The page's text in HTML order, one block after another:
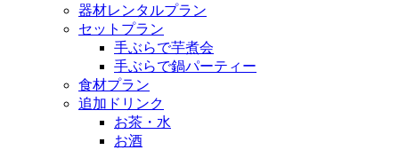
器材レンタルプラン
セットプラン
手ぶらで芋煮会
手ぶらで鍋パーティー
食材プラン
追加ドリンク
お茶・水
お酒